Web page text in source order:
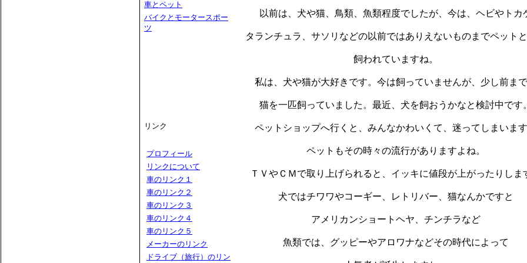
以前は、犬や猫、鳥類、魚類程度でしたが、今は、ヘビやトカ
タランチュラ、サソリなどの以前ではありえないものまでペット
飼われていますね。
私は、犬や猫が大好きです。今は飼っていませんが、少し前ま
猫を一匹飼っていました。最近、犬を飼おうかなと検討中です。
ペットショップへ行くと、みんなかわいくて、迷ってしまいます
ペットもその時々の流行がありますよね。
ＴＶやＣＭで取り上げられると、イッキに値段が上がったりしま
犬ではチワワやコーギー、レトリバー、猫なんかですと
アメリカンショートヘヤ、チンチラなど
魚類では、グッピーやアロワナなどその時代によって
車とペット
バイクとモータースポー
ツ
リンク
プロフィール
リンクについて
車のリンク１
車のリンク２
車のリンク３
車のリンク４
車のリンク５
メーカーのリンク
ドライブ（旅行）のリン